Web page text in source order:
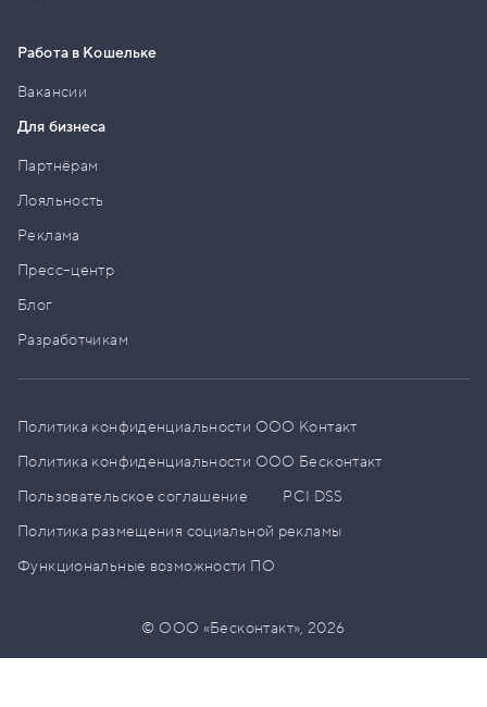
Работа в Кошельке
Вакансии
Для бизнеса
Партнёрам
Лояльность
Реклама
Пресс–центр
Блог
Разработчикам
Политика конфиденциальности ООО Контакт
Политика конфиденциальности ООО Бесконтакт
Пользовательское соглашение
PCI DSS
Политика размещения социальной рекламы
Функциональные возможности ПО
© ООО «Бесконтакт»,2026